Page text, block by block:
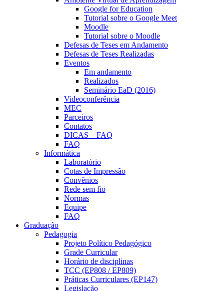
Google for Education
Tutorial sobre o Google Meet
Moodle
Tutorial sobre o Moodle
Defesas de Teses em Andamento
Defesas de Teses Realizadas
Eventos
Em andamento
Realizados
Seminário EaD (2016)
Videoconferência
MEC
Parceiros
Contatos
DICAS – FAQ
FAQ
Informática
Laboratório
Cotas de Impressão
Convênios
Rede sem fio
Normas
Equipe
FAQ
Graduação
Pedagogia
Projeto Político Pedagógico
Grade Curricular
Horário de disciplinas
TCC (EP808 / EP809)
Práticas Curriculares (EP147)
Legislação